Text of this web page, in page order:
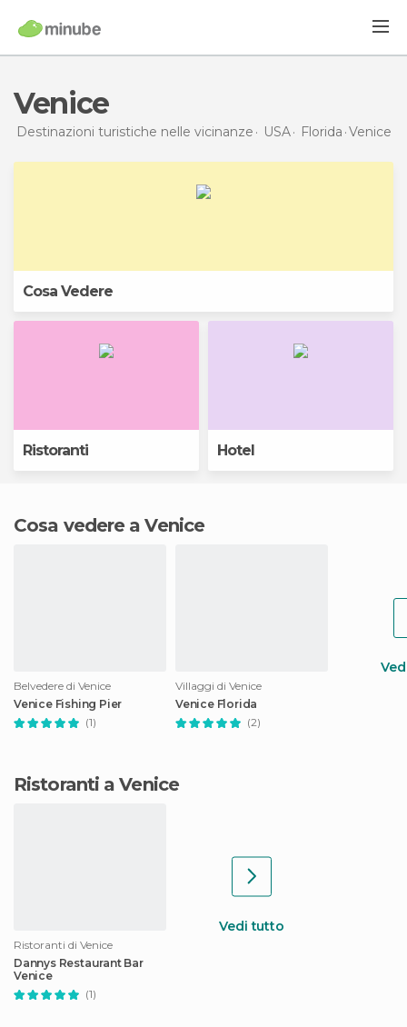
Venice
Destinazioni turistiche nelle vicinanze USA Florida Venice
Cosa Vedere
Ristoranti Hotel
Cosa vedere a Venice
Belvedere di Venice
Venice Fishing Pier
(1)
Villaggi di Venice
Venice Florida
(2)
Ristoranti a Venice
Ristoranti di Venice
Dannys Restaurant Bar
Venice
(1)
Vedi tutto